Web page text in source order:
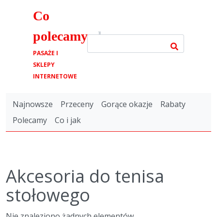
Co
polecamy.pl
PASAŻE I
SKLEPY
INTERNETOWE
Najnowsze Przeceny Gorące okazje
Rabaty
Polecamy
Co i jak
Akcesoria do tenisa
stołowego